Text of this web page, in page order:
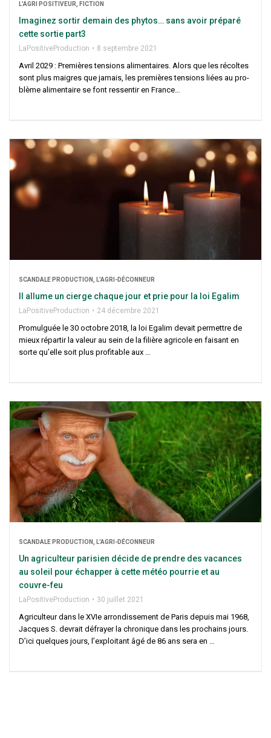
L’A­GRI POSI­TI­VEUR, FICTION
Ima­gi­nez sor­tir demain des phy­tos… sans avoir pré­pa­ré
cette sor­tie part3
LaPo­si­ti­ve­Pro­duc­tion 8 sep­tembre 2021
Avril 2029 : Pre­mières ten­sions ali­men­taires. Alors que les récoltes
sont plus maigres que jamais, les pre­mières ten­sions liées au pro­
blème ali­men­taire se font res­sen­tir en France…
SCAN­DALE PRO­DUC­TION, L’AGRI-DÉCONNEUR
Il allume un cierge chaque jour et prie pour la loi Egalim
LaPo­si­ti­ve­Pro­duc­tion 24 décembre 2021
Pro­mul­guée le 30 octobre 2018, la loi Ega­lim devait per­mettre de
mieux répar­tir la valeur au sein de la filière agri­cole en fai­sant en
sorte qu’elle soit plus pro­fi­table aux …
SCAN­DALE PRO­DUC­TION, L’AGRI-DÉCONNEUR
Un agri­cul­teur pari­sien décide de prendre des vacances
au soleil pour échap­per à cette météo pour­rie et au
couvre-feu
LaPo­si­ti­ve­Pro­duc­tion 30 juillet 2021
Agri­cul­teur dans le XVIe arron­dis­se­ment de Paris depuis mai 1968,
Jacques S. devrait défrayer la chro­nique dans les pro­chains jours.
D’ici quelques jours, l’exploitant âgé de 86 ans sera en …